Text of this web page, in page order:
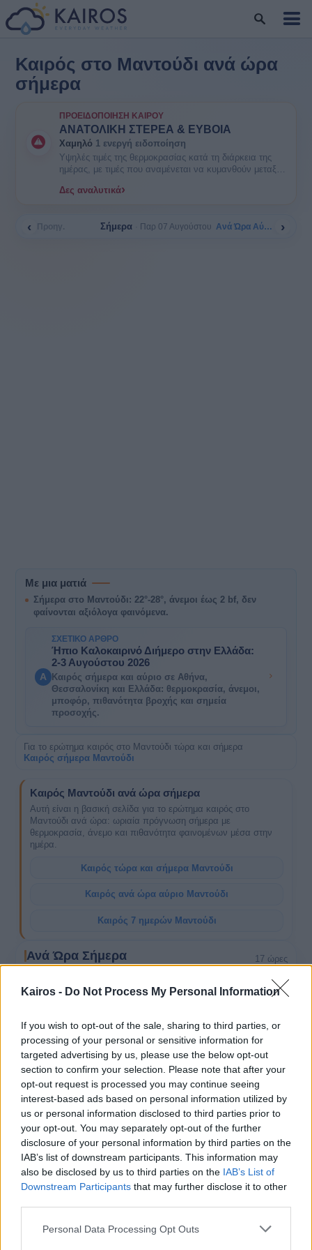
Kairos - Do Not Process My Personal Information
If you wish to opt-out of the sale, sharing to third parties, or
processing of your personal or sensitive information for
targeted advertising by us, please use the below opt-out
section to confirm your selection. Please note that after your
opt-out request is processed you may continue seeing
interest-based ads based on personal information utilized by
us or personal information disclosed to third parties prior to
your opt-out. You may separately opt-out of the further
disclosure of your personal information by third parties on the
IAB’s list of downstream participants. This information may
also be disclosed by us to third parties on the IAB’s List of
Downstream Participants that may further disclose it to other
Please note that this website/app uses one or more Google
Personal Data Processing Opt Outs
Καιρός στο Μαντούδι ανά ώρα
σήμερα
ΠΡΟΕΙΔΟΠΟΊΗΣΗ ΚΑΙΡΟΎ
ΑΝΑΤΟΛΙΚΗ ΣΤΕΡΕΑ & ΕΥΒΟΙΑ
Χαμηλό 1 ενεργή ειδοποίηση
Υψηλές τιμές της θερμοκρασίας κατά τη διάρκεια της
ημέρας, με τιμές που αναμένεται να κυμανθούν μεταξύ
πιθανοί κάποιοι κίνδυνοι υγείας στις ευπαθείς ομάδες
Δες αναλυτικά›
‹ Σήμερα Παρ 07 Αυγούστου Ανά Ώρα Αύριο ›
Με μια ματιά
Σήμερα στο Μαντούδι: 22°-28°, άνεμοι έως 2 bf, δεν
φαίνονται αξιόλογα φαινόμενα.
A
ΣΧΕΤΙΚΌ ΆΡΘΡΟ
Ήπιο Καλοκαιρινό Διήμερο στην Ελλάδα:
2-3 Αυγούστου 2026
Καιρός σήμερα και αύριο σε Αθήνα,
Θεσσαλονίκη και Ελλάδα: θερμοκρασία, άνεμοι,
μποφόρ, πιθανότητα βροχής και σημεία
προσοχής.
Για το ερώτημα καιρός στο Μαντούδι τώρα και σήμερα
Καιρός σήμερα Μαντούδι
Καιρός Μαντούδι ανά ώρα σήμερα
Αυτή είναι η βασική σελίδα για το ερώτημα καιρός στο
Μαντούδι ανά ώρα: ωριαία πρόγνωση σήμερα με
θερμοκρασία, άνεμο και πιθανότητα φαινομένων μέσα στην
ημέρα.
Καιρός τώρα και σήμερα Μαντούδι
Καιρός ανά ώρα αύριο Μαντούδι
Καιρός 7 ημερών Μαντούδι
Ανά Ώρα Σήμερα 17 ώρες
Πρωί
5 ώρες · έως 2 bf
Μεσημέρι
5 ώρες · έως 2 bf
Απόγευμα
4 ώρες · έως 2 bf
27° / 28°
Βράδυ
3 ώρες · έως 2 bf
25° / 26°
Πρωί 5 ώρες
07:00
22°
Αραιή Συννεφιά
Αίσθηση21°Άνεμος2 bf
08:00
23°
Αραιή Συννεφιά
26°